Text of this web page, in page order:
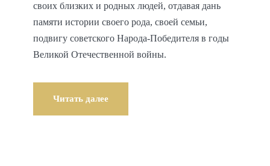
своих близких и родных людей, отдавая дань
памяти истории своего рода, своей семьи,
подвигу советского Народа-Победителя в годы
Великой Отечественной войны.
Читать далее